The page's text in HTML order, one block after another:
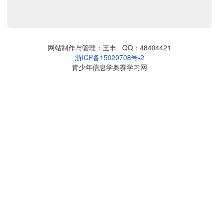
网站制作与管理：王丰 QQ：48404421
浙ICP备15020708号-2
青少年信息学奥赛学习网